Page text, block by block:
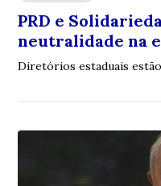
PRD e
neutralidade na
Diretórios estaduais